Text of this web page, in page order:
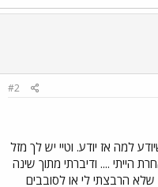
#2
למה אז יודע. וטיי יש לך מזל
הייתי .... ודיברתי מתוך שינה
הרבצתי לי או לסובבים